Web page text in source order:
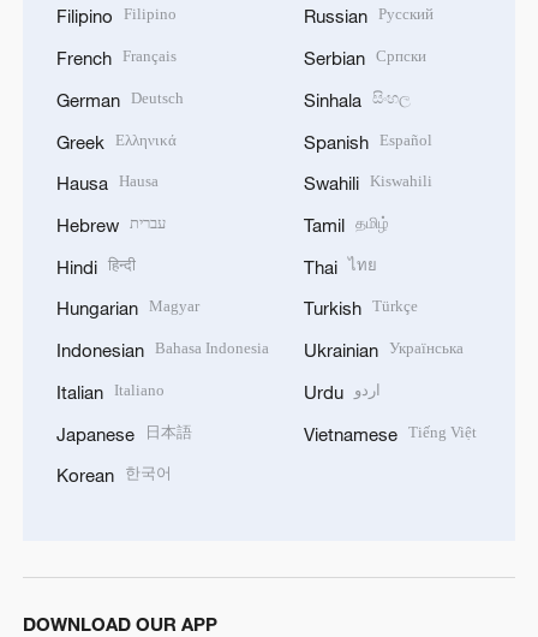
Filipino Filipino
French Français
German Deutsch
Greek Ελληνικά
Hausa Hausa
Hebrew עברית
Hindi हिन्दी
Hungarian Magyar
Indonesian Bahasa Indonesia
Italian Italiano
Japanese 日本語
Korean 한국어
Russian Русский
Serbian Српски
Sinhala සිංහල
Spanish Español
Swahili Kiswahili
Tamil தமிழ்
Thai ไทย
Turkish Türkçe
Ukrainian Українська
Urdu اردو
Vietnamese Tiếng Việt
DOWNLOAD OUR APP